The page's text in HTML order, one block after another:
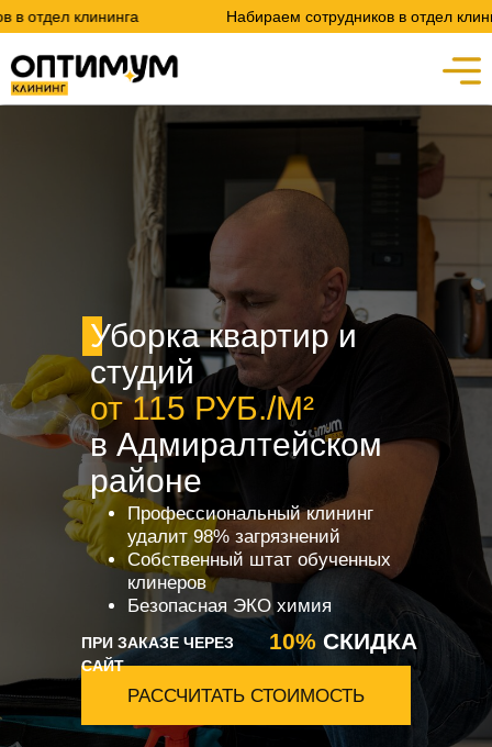
Набираем сотрудников в отдел клининга
РАССЧИТАТЬ СТОИМОСТЬ
ПРИ ЗАКАЗЕ ЧЕРЕЗ
САЙТ
Профессиональный клининг
удалит 98% загрязнений
Собственный штат обученных
клинеров
Безопасная ЭКО химия
10% СКИДКА
Уборка квартир и
студий
от 115 РУБ./М²
в Адмиралтейском
районе